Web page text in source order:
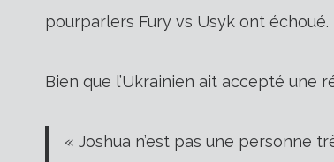
pourparlers Fury vs Usyk ont ​​échoué.
Bien que l’Ukrainien ait accepté une
« Joshua n’est pas une personne